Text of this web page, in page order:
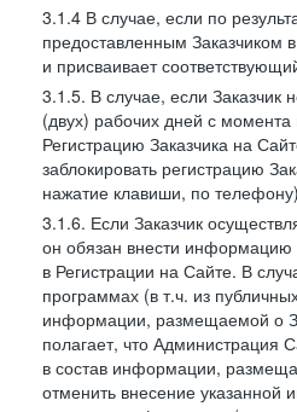
3.1.4 В случае, если по
предоставленным Заказчиком
и присваивает
3.1.5. В случае, если Заказчик
(двух) рабочих дней с
Регистрацию Заказчика на
заблокировать регистрацию
нажатие клавиши, по
3.1.6. Если Заказчик
он обязан внести
в Регистрации на Сайте. В
программах (в т.ч. из
информации, размещаемой о
полагает, что Администрация
в состав информации,
отменить внесение указанной